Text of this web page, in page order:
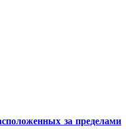
за пределами